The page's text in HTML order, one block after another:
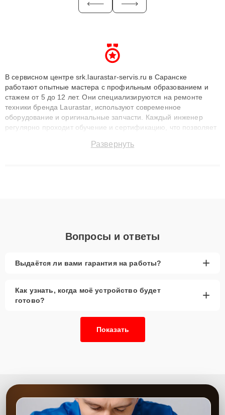
В сервисном центре srk.laurastar-servis.ru в Саранске
работают опытные мастера с профильным образованием и
стажем от 5 до 12 лет. Они специализируются на ремонте
техники бренда Laurastar, используют современное
оборудование и оригинальные запчасти. Каждый инженер
регулярно проходит обучение и сертификацию, что позволяет
технику с сохранением гарантии до 3 лет. Наши мастера
Развернуть
Вопросы и ответы
Выдаётся ли вами гарантия на работы? +
Как узнать, когда моё устройство будет
готово?
+
Показать